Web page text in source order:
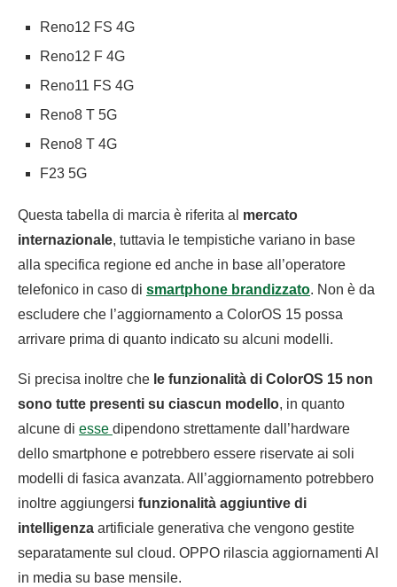
Reno12 FS 4G
Reno12 F 4G
Reno11 FS 4G
Reno8 T 5G
Reno8 T 4G
F23 5G
Questa tabella di marcia è riferita al mercato
internazionale, tuttavia le tempistiche variano in base
alla specifica regione ed anche in base all’operatore
telefonico in caso di smartphone brandizzato. Non è da
escludere che l’aggiornamento a ColorOS 15 possa
arrivare prima di quanto indicato su alcuni modelli.
Si precisa inoltre che le funzionalità di ColorOS 15 non
sono tutte presenti su ciascun modello, in quanto
alcune di esse dipendono strettamente dall’hardware
dello smartphone e potrebbero essere riservate ai soli
modelli di fasica avanzata. All’aggiornamento potrebbero
inoltre aggiungersi funzionalità aggiuntive di
intelligenza artificiale generativa che vengono gestite
separatamente sul cloud. OPPO rilascia aggiornamenti AI
in media su base mensile.